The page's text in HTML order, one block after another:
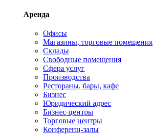
Аренда
Офисы
Магазины, торговые помещения
Склады
Свободные помещения
Сфера услуг
Производства
Рестораны, бары, кафе
Бизнес
Юридический адрес
Бизнес-центры
Торговые центры
Конференц-залы